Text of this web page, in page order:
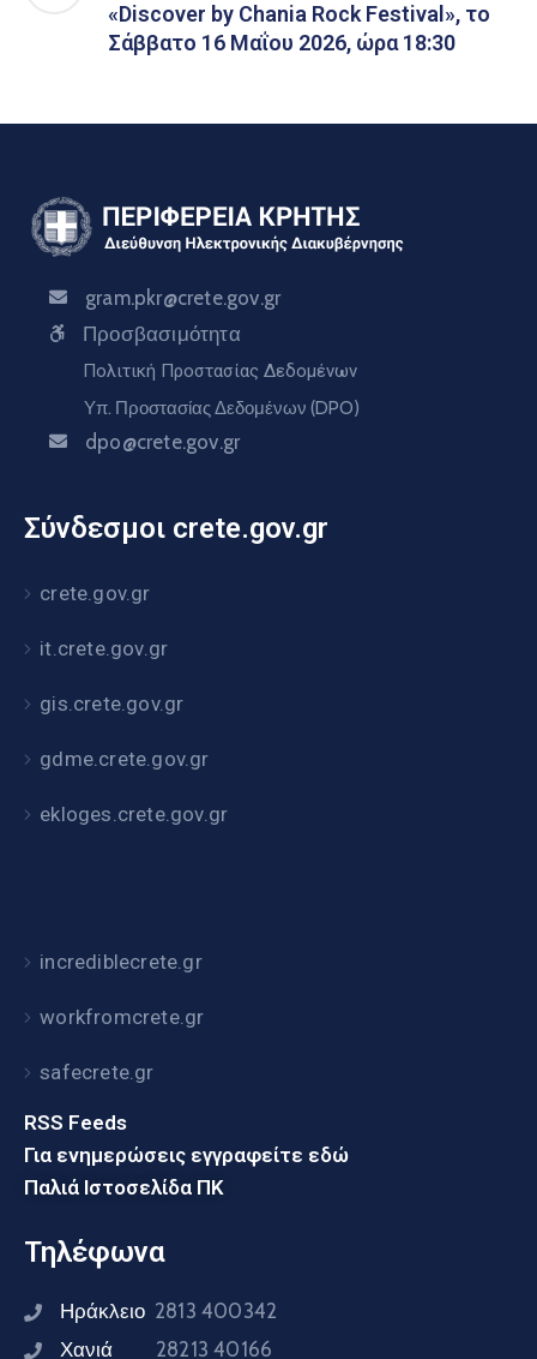
«Discover by Chania Rock Festival», το
Σάββατο 16 Μαΐου 2026, ώρα 18:30
gram.pkr@crete.gov.gr
Προσβασιμότητα
Πολιτική Προστασίας Δεδομένων
Υπ. Προστασίας Δεδομένων (DPO)
dpo@crete.gov.gr
Σύνδεσμοι crete.gov.gr
crete.gov.gr
it.crete.gov.gr
gis.crete.gov.gr
gdme.crete.gov.gr
ekloges.crete.gov.gr
incrediblecrete.gr
workfromcrete.gr
safecrete.gr
RSS Feeds
Για ενημερώσεις εγγραφείτε εδώ
Παλιά Ιστοσελίδα ΠΚ
Τηλέφωνα
Ηράκλειο 2813 400342
Χανιά 28213 40166